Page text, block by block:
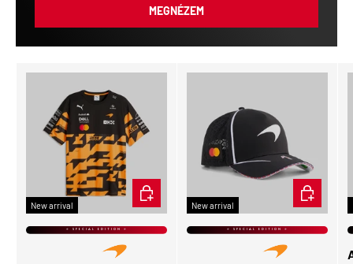
MEGNÉZEM
New arrival
⭐ SPECIAL EDITION ⭐
CHOOSE OPTIONS
New arrival
⭐ SPECIAL EDITION ⭐
ADD TO